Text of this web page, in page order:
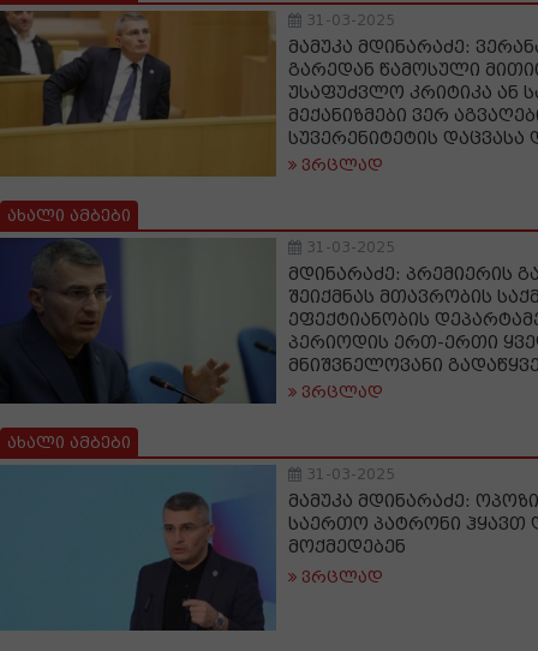
31-03-2025
მამუკა მდინარაძე:
გარედან წამოსული
უსაფუძვლო კრიტიკა ან
მექანიზმები ვერ
სუვერენიტეტის დაცვასა
ვრცლად
ახალი ამბები
31-03-2025
მდინარაძე: პრემიერის
შეიქმნას მთავრობის
ეფექტიანობის
პერიოდის ერთ-ერთი
მნიშვნელოვანი
ვრცლად
ახალი ამბები
31-03-2025
მამუკა მდინარაძე:
საერთო პატრონი ჰყავთ
მოქმედებენ
ვრცლად